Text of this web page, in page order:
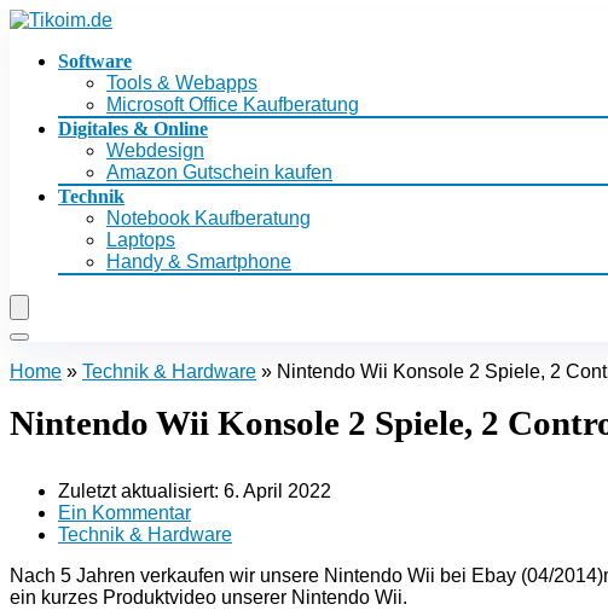
Software
Tools & Webapps
Microsoft Office Kaufberatung
Digitales & Online
Webdesign
Amazon Gutschein kaufen
Technik
Notebook Kaufberatung
Laptops
Handy & Smartphone
Home » Technik & Hardware » Nintendo Wii Konsole 2 Spiele, 2
Nintendo Wii Konsole 2 Spiele, 2
Zuletzt aktualisiert: 6. April 2022
Ein Kommentar
Technik & Hardware
Nach 5 Jahren verkaufen wir unsere Nintendo Wii bei Ebay (04/
ein kurzes Produktvideo unserer Nintendo Wii.